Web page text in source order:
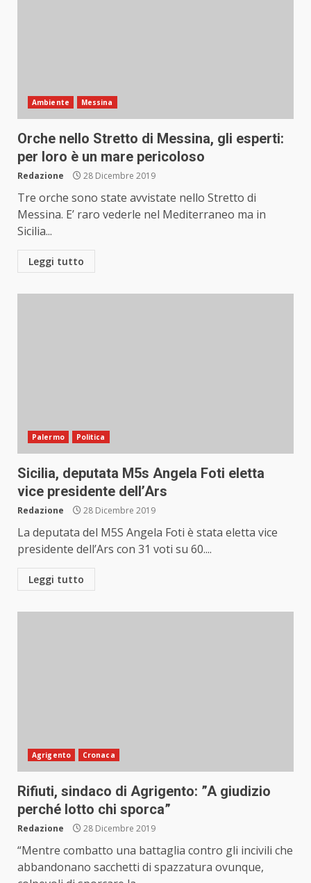
Ambiente Messina
Orche nello Stretto di Messina, gli esperti:
per loro è un mare pericoloso
Redazione 28 Dicembre 2019
Tre orche sono state avvistate nello Stretto di
Messina. E’ raro vederle nel Mediterraneo ma in
Sicilia...
Leggi tutto
Palermo Politica
Sicilia, deputata M5s Angela Foti eletta
vice presidente dell’Ars
Redazione 28 Dicembre 2019
La deputata del M5S Angela Foti è stata eletta vice
presidente dell’Ars con 31 voti su 60....
Leggi tutto
Agrigento Cronaca
Rifiuti, sindaco di Agrigento: ”A giudizio
perché lotto chi sporca”
Redazione 28 Dicembre 2019
“Mentre combatto una battaglia contro gli incivili che
abbandonano sacchetti di spazzatura ovunque,